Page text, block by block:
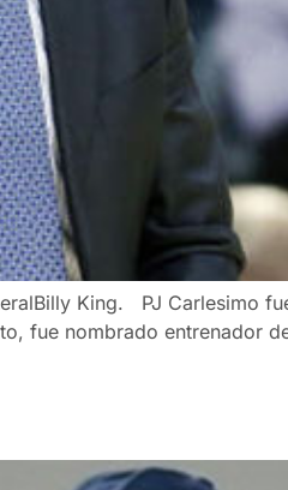
King. PJ Carlesimo
fue nombrado entrenador